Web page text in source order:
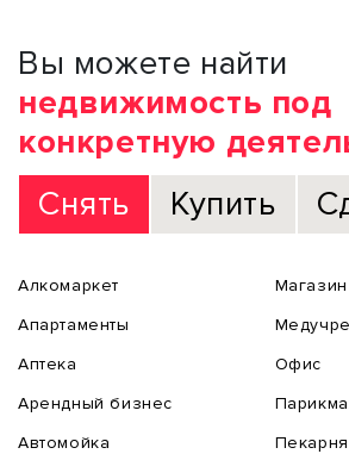
Вы можете найти
недвижимость под
конкретную
Снять
Купить
Алкомаркет
Апартаменты
Аптека
Арендный бизнес
Автомойка
Магазин
Офис
Пекарня